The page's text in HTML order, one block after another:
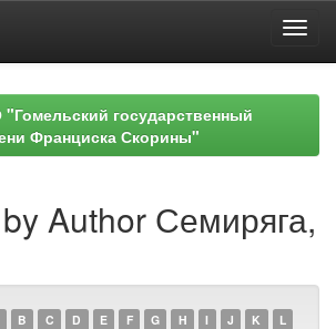
государственный
Франциска Скорины"
Author Семиряга,
B C D E F G H I J K
L